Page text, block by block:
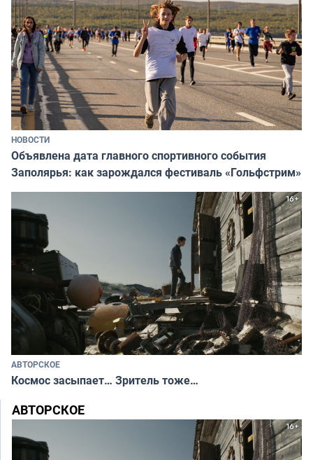
НОВОСТИ
Объявлена дата главного спортивного события
Заполярья: как зарождался фестиваль «Гольфстрим»
АВТОРСКОЕ
Космос засыпает… Зритель тоже…
АВТОРСКОЕ